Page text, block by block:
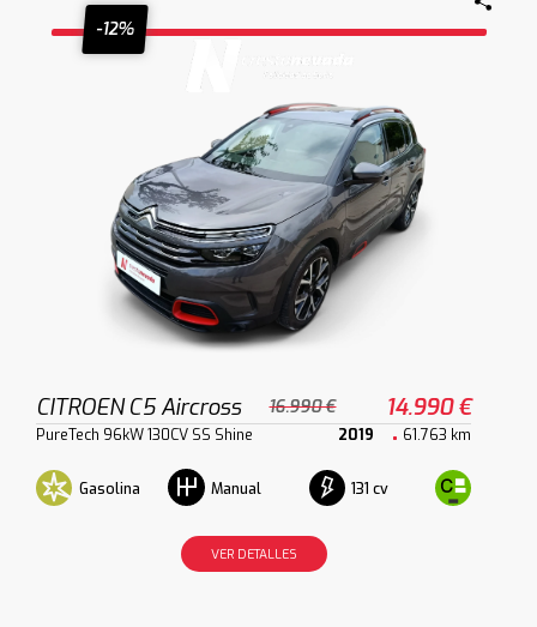
-12%
CITROEN C5 Aircross 16.990 € 14.990 €
PureTech 96kW 130CV SS Shine 2019 61.763 km
Gasolina Manual 131 cv
VER DETALLES